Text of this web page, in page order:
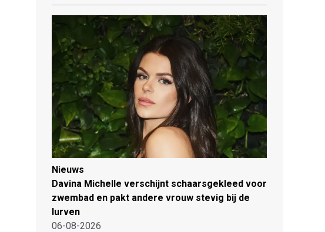
Nieuws
Davina Michelle verschijnt schaarsgekleed voor
zwembad en pakt andere vrouw stevig bij de
lurven
06-08-2026